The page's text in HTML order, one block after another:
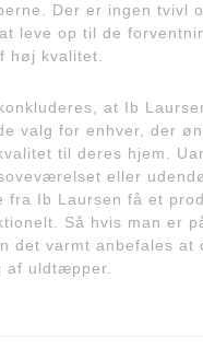
Der er ingen tvivl
leve op til de
høj kvalitet.
at Ib
valg for enhver, der
til deres hjem.
eller
fra Ib Laursen få et
Så hvis man er
det varmt anbefales at
af uldtæpper.